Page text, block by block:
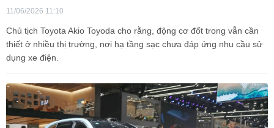
11/06/2026 11:10
Chủ tịch Toyota Akio Toyoda cho rằng, động cơ đốt trong vẫn cần
thiết ở nhiều thị trường, nơi hạ tầng sạc chưa đáp ứng nhu cầu sử
dụng xe điện.